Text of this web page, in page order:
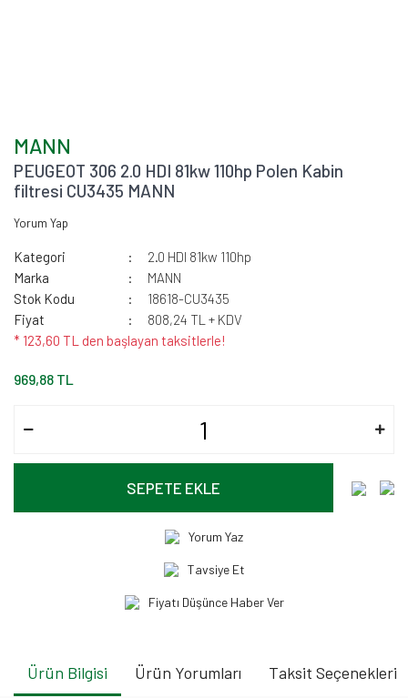
MANN
PEUGEOT 306 2.0 HDI 81kw 110hp Polen Kabin
filtresi CU3435 MANN
Yorum Yap
Kategori
2.0 HDI 81kw 110hp
Marka
MANN
Stok Kodu
18618-CU3435
Fiyat
808,24 TL + KDV
* 123,60 TL den başlayan taksitlerle!
969,88 TL
SEPETE EKLE
Yorum Yaz
Tavsiye Et
Fiyatı Düşünce Haber Ver
Ürün Bilgisi Ürün Yorumları Taksit Seçenekleri